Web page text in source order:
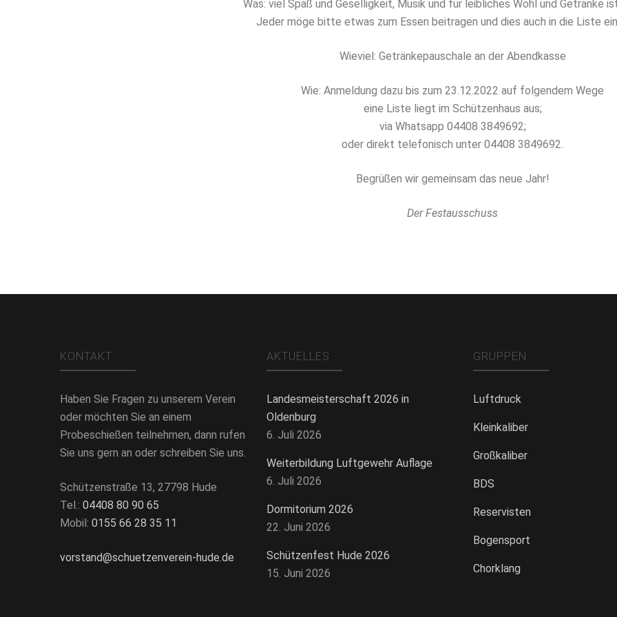
Was: viel Spaß und Geselligkeit, Musik und für leibliches Wohl und Getränke
Jeder möge bitte etwas zum Essen beitragen und dies auch in die Liste
Wieviel: Getränkepauschale an der Abendkasse
Wie: Anmeldung dazu bis zum 23.12.2022 auf folgendem Wege
eine Liste liegt im Schützenhaus aus;
via Whatsapp 04408 3849692;
oder direkt telefonisch unter 04408 3849692.
Begrüßen wir gemeinsam das neue Jahr!
Der Festausschuss
KONTAKT
Haben Sie Fragen zu unserem Verein
oder möchten Sie an einem
Probeschießen teilnehmen, dann rufen
Sie uns gern an oder schreiben Sie uns.
Schützenstraße 13, 27798 Hude
Tel.: 04408 80 90 65
Mobil: 0155 66 28 35 11
vorstand@schuetzenverein-hude.de
AKTUELLES
Landesmeisterschaft 2026 in
Oldenburg
6. Juli 2026
Weiterbildung Luftgewehr Auflage
6. Juli 2026
Dormitorium 2026
22. Juni 2026
Schützenfest Hude 2026
15. Juni 2026
GRUPPEN
Luftdruck
Kleinkaliber
Großkaliber
BDS
Reservisten
Bogensport
Chorklang